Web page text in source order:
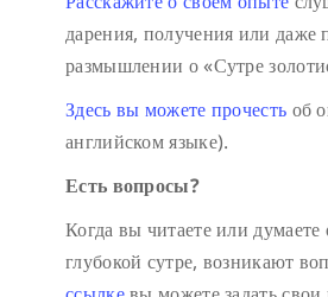
дарения, получения или даже
размышлении о «Сутре
Здесь вы можете прочесть об
английском языке).
Есть вопросы?
Когда вы читаете или думаете
глубокой сутре, возникают